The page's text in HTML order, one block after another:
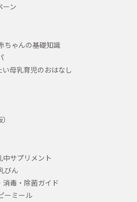
ーン
ちゃんの基礎知識
母乳育児のおはなし
サプリメント
びん
毒・除菌ガイド
ーミール